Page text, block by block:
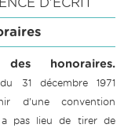
honoraires.
31 décembre 1971
d'une convention
a pas lieu de tirer de